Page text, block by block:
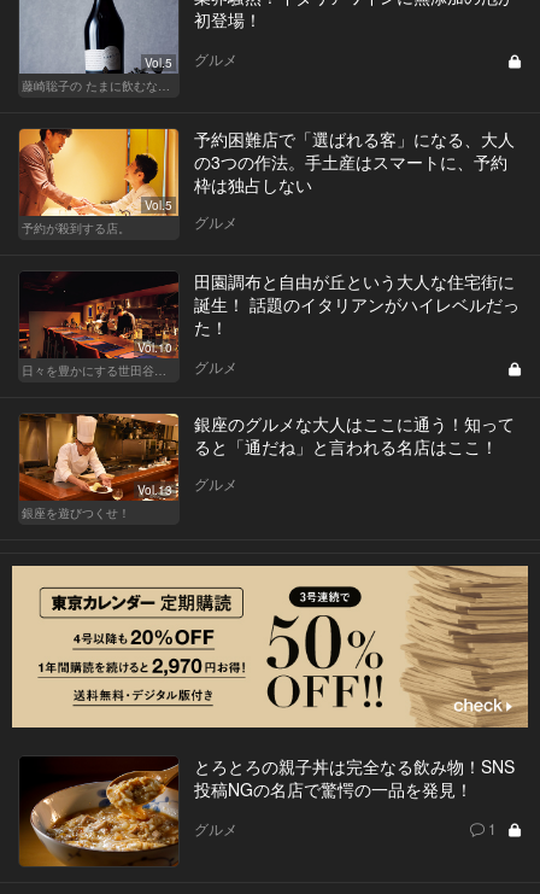
Vol.5
藤崎聡子の たまに飲むなら、こんな泡
初登場！
グルメ
Vol.5
予約が殺到する店。
予約困難店で「選ばれる客」になる、大人
の3つの作法。手土産はスマートに、予約
枠は独占しない
グルメ
Vol.10
日々を豊かにする世田谷の話題店
田園調布と自由が丘という大人な住宅街に
誕生！ 話題のイタリアンがハイレベルだっ
た！
グルメ
Vol.13
銀座を遊びつくせ！
銀座のグルメな大人はここに通う！知って
ると「通だね」と言われる名店はここ！
グルメ
とろとろの親子丼は完全なる飲み物！SNS
投稿NGの名店で驚愕の一品を発見！
グルメ 1